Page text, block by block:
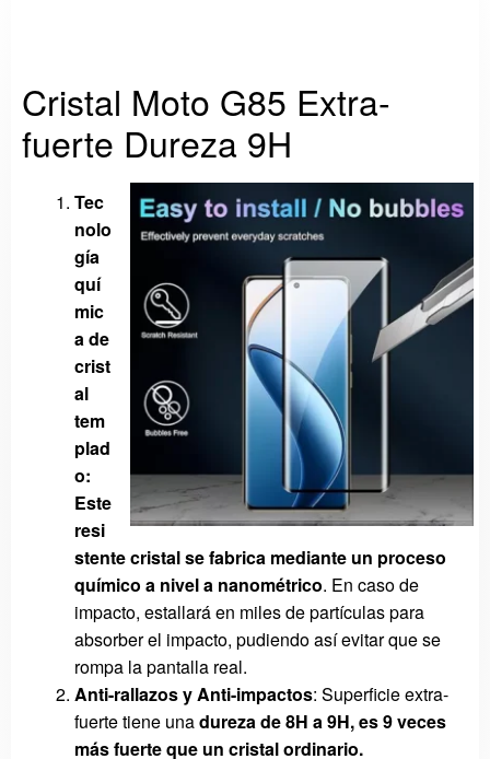
Cristal Moto G85 Extra-
fuerte Dureza 9H
Tec
nolo
gía
quí
mic
a de
crist
al
tem
plad
o:
Este
resi
stente cristal se fabrica mediante un proceso
químico a nivel a nanométrico. En caso de
impacto, estallará en miles de partículas para
absorber el impacto, pudiendo así evitar que se
rompa la pantalla real.
Anti-rallazos y Anti-impactos: Superficie extra-
fuerte tiene unadurezade 8H a 9H, es 9 veces
más fuerte que un cristal ordinario.